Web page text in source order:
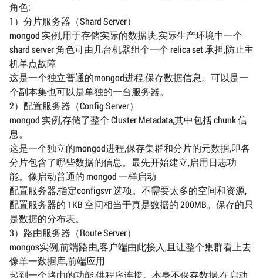
角色:
1）分片服务器（Shard Server）
mongod 实例,用于存储实际的数据块,实际生产环境中一个
shard server 角色可由几台机器组个一个 relica set 承担,防止主
机单点故障
这是一个独立普通的mongod进程,保存数据信息。可以是一
个副本集也可以是单独的一台服务器。
2）配置服务器（Config Server）
mongod 实例,存储了整个 Cluster Metadata,其中包括 chunk 信
息。
这是一个独立的mongod进程,保存集群和分片的元数据,即各
分片包含了哪些数据的信息。最先开始建立,启用日志功
能。像启动普通的 mongod 一样启动
配置服务器,指定configsvr 选项。不需要太多的空间和资源,
配置服务器的 1KB 空间相当于真是数据的 200MB。保存的只
是数据的分布表。
3）路由服务器（Route Server）
mongos实例,前端路由,客户端由此接入,且让整个集群看上去
像单一数据库,前端应用
起到一个路由的功能,供程序连接。本身不保存数据,在启动